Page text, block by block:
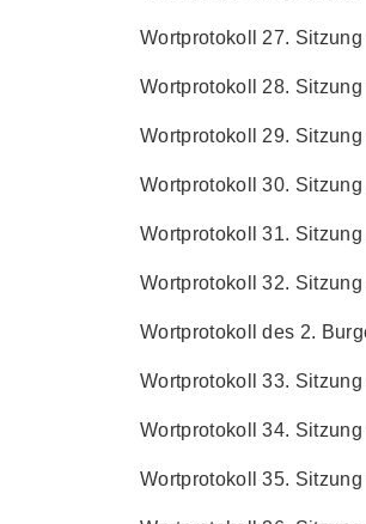
Wortprotokoll 27.
Wortprotokoll 28.
Wortprotokoll 29.
Wortprotokoll 30.
Wortprotokoll 31.
Wortprotokoll 32.
Wortprotokoll des 2.
Wortprotokoll 33.
Wortprotokoll 34.
Wortprotokoll 35.